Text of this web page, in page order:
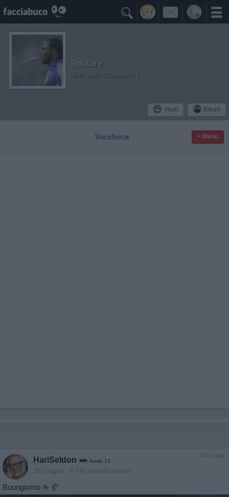

Yeah Bleah
Sputare
Idolo della Community
Vaccheca ≡ Menu
Vaccata
HariSeldon livello 13
20 Giugno - 4.740 visualizzazioni
Buongiorno ☕️ 🥐